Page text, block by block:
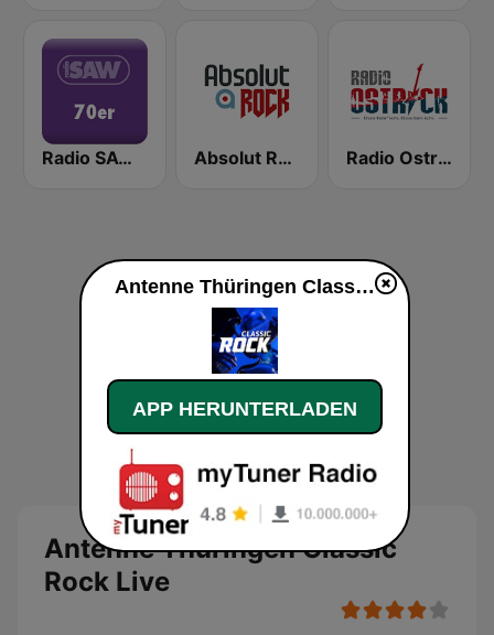
Radio SAW - 70er Absolut Rock Radio Ostrock
Antenne Thüringen Classic
Rock Live
Antenne Thüringen Classic Rock live
APP HERUNTERLADEN